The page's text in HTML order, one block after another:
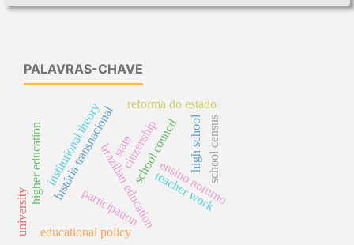
PALAVRAS-CHAVE
história transnacionalbrazilian education
school council
citizenship
participation
reforma do estado
institutional theory
higher education
university educational policy
ensino noturno
high schoolschool census
teacher work
state